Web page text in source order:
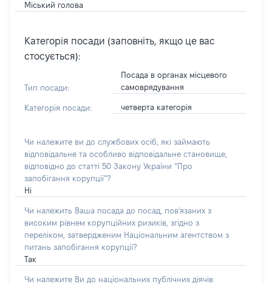
Міський голова
Категорія посади (заповніть, якщо це вас
стосується):
Тип посади:
Посада в органах місцевого
самоврядування
Категорія посади: четверта категорія
Чи належите ви до службових осіб, які займають
відповідальне та особливо відповідальне становище,
відповідно до статті 50 Закону України “Про
запобігання корупції”?
Ні
Чи належить Ваша посада до посад, пов'язаних з
високим рівнем корупційних ризиків, згідно з
переліком, затвердженим Національним агентством з
питань запобігання корупції?
Так
Чи належите Ви до національних публічних діячів